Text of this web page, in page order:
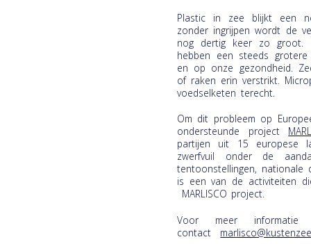
Plastic in zee blijkt een
zonder ingrijpen wordt de
nog dertig keer zo groot.
hebben een steeds
en op onze gezondheid.
of raken erin verstrikt.
voedselketen terecht.
Om dit probleem op
ondersteunde project
partijen uit 15 europese
zwerfvuil onder de
tentoonstellingen,
is een van de activiteiten
MARLISCO project.
Voor meer
contact